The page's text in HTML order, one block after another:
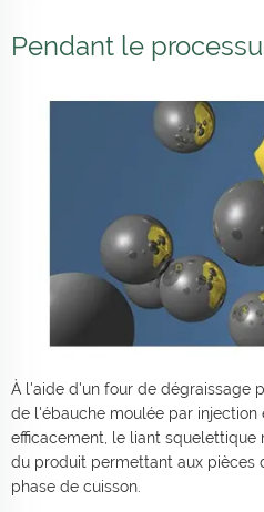
Pendant le
À l'aide d'un four de dégraissage
de l'ébauche moulée par
efficacement, le liant squelettique
du produit permettant aux pièces
phase de cuisson.